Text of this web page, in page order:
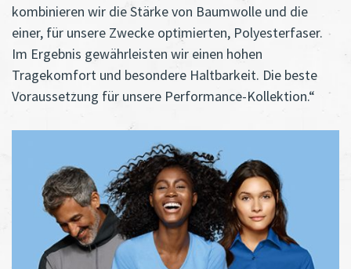
kombinieren wir die Stärke von Baumwolle und die
einer, für unsere Zwecke optimierten, Polyesterfaser.
Im Ergebnis gewährleisten wir einen hohen
Tragekomfort und besondere Haltbarkeit. Die beste
Voraussetzung für unsere Performance-Kollektion.“